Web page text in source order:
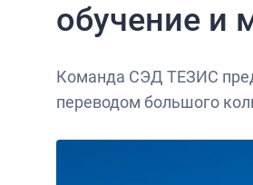
обучение и
Команда СЭД ТЕЗИС
переводом большого